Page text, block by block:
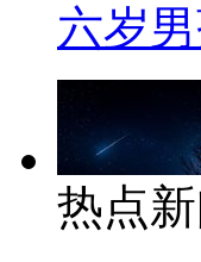
六岁
热点